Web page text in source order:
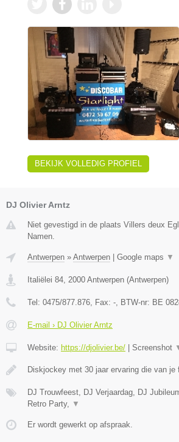
BEKIJK VOLLEDIG PROFIEL
DJ Olivier Arntz
Niet gevestigd in de plaats Villers deux
Namen.
Antwerpen » Antwerpen Google maps ▼
Italiëlei 84, 2000 Antwerpen (Antwerpen)
Tel: 0475/877.876, Fax: -, BTW-nr: BE
E-mail › DJ Olivier Arntz
Website: https://djolivier.be/ Screenshot
Diskjockey met 30 jaar ervaring die van
DJ Trouwfeest, DJ Verjaardag, DJ
Retro Party, ▼
Er wordt gewerkt op afspraak.